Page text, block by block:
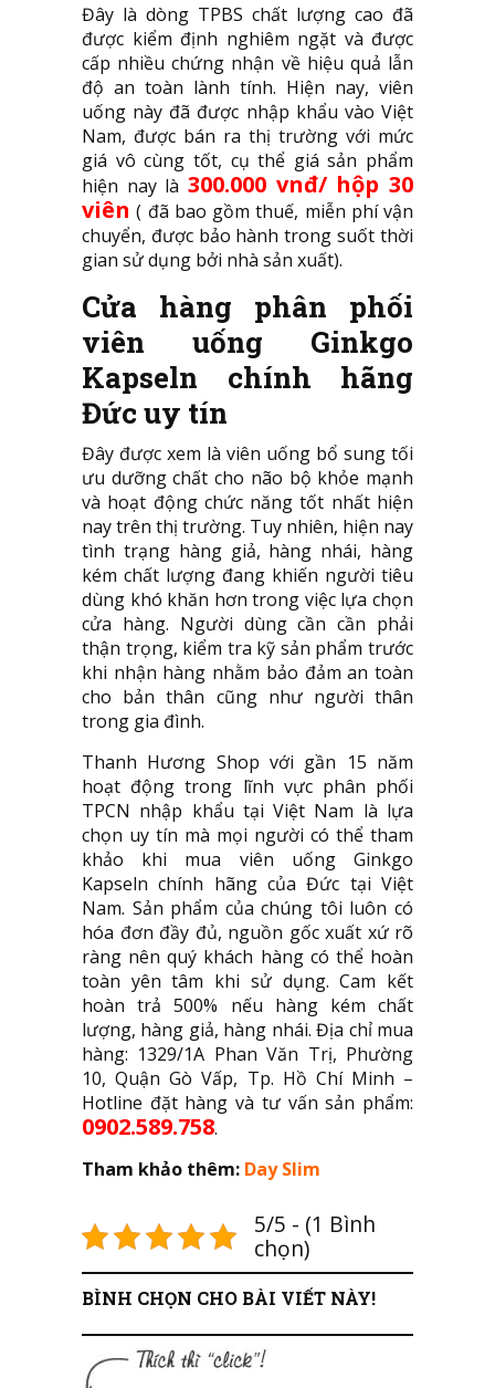
Đây là dòng TPBS chất lượng cao đã
được kiểm định nghiêm ngặt và được
cấp nhiều chứng nhận về hiệu quả lẫn
độ an toàn lành tính. Hiện nay, viên
uống này đã được nhập khẩu vào Việt
Nam, được bán ra thị trường với mức
giá vô cùng tốt, cụ thể giá sản phẩm
hiện nay là 300.000 vnđ/ hộp 30
viên ( đã bao gồm thuế, miễn phí vận
chuyển, được bảo hành trong suốt thời
gian sử dụng bởi nhà sản xuất).
Cửa hàng phân phối
viên uống Ginkgo
Kapseln chính hãng
Đức uy tín
Đây được xem là viên uống bổ sung tối
ưu dưỡng chất cho não bộ khỏe mạnh
và hoạt động chức năng tốt nhất hiện
nay trên thị trường. Tuy nhiên, hiện nay
tình trạng hàng giả, hàng nhái, hàng
kém chất lượng đang khiến người tiêu
dùng khó khăn hơn trong việc lựa chọn
cửa hàng. Người dùng cần cần phải
thận trọng, kiểm tra kỹ sản phẩm trước
khi nhận hàng nhằm bảo đảm an toàn
cho bản thân cũng như người thân
trong gia đình.
Thanh Hương Shop với gần 15 năm
hoạt động trong lĩnh vực phân phối
TPCN nhập khẩu tại Việt Nam là lựa
chọn uy tín mà mọi người có thể tham
khảo khi mua viên uống Ginkgo
Kapseln chính hãng của Đức tại Việt
Nam. Sản phẩm của chúng tôi luôn có
hóa đơn đầy đủ, nguồn gốc xuất xứ rõ
ràng nên quý khách hàng có thể hoàn
toàn yên tâm khi sử dụng. Cam kết
hoàn trả 500% nếu hàng kém chất
lượng, hàng giả, hàng nhái. Địa chỉ mua
hàng: 1329/1A Phan Văn Trị, Phường
10, Quận Gò Vấp, Tp. Hồ Chí Minh –
Hotline đặt hàng và tư vấn sản phẩm:
0902.589.758.
Tham khảo thêm: Day Slim
5/5 - (1 Bình
chọn)
BÌNH CHỌN CHO BÀI VIẾT NÀY!